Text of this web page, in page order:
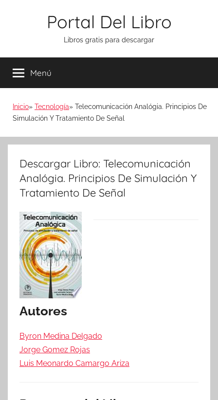
Portal Del Libro
Libros gratis para descargar
Menú
Inicio Tecnología
Telecomunicación Analógia. Principios De
Simulación Y Tratamiento De Señal
Descargar Libro: Telecomunicación
Analógia. Principios De Simulación Y
Tratamiento De Señal
Autores
Byron Medina Delgado
Jorge Gomez Rojas
Luis Meonardo Camargo Ariza